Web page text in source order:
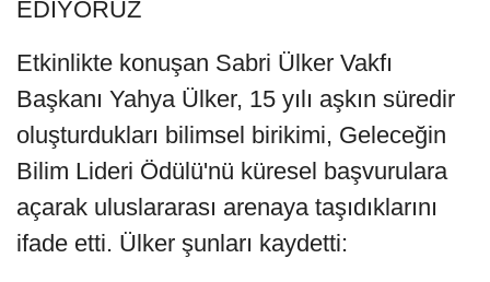
EDİYORUZ
Etkinlikte konuşan Sabri Ülker Vakfı
Başkanı Yahya Ülker, 15 yılı aşkın süredir
oluşturdukları bilimsel birikimi, Geleceğin
Bilim Lideri Ödülü'nü küresel başvurulara
açarak uluslararası arenaya taşıdıklarını
ifade etti. Ülker şunları kaydetti: